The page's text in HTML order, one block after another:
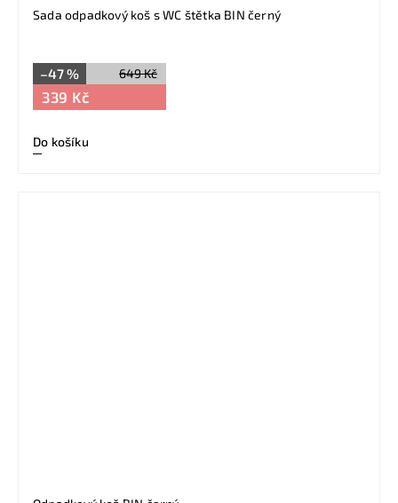
Sada odpadkový koš s WC štětka BIN černý
649 Kč
–47 %
339 Kč
Do košíku